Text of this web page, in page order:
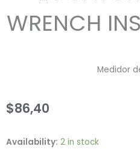
WRENCH
Medidor
$86,40
Availability: 2 in stock
LLAVE